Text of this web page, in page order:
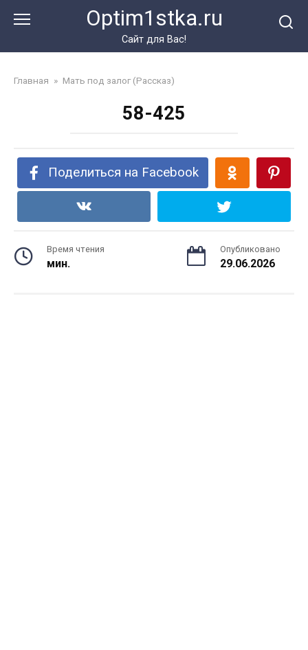
Optim1stka.ru
Сайт для Вас!
Главная » Мать под залог (Рассказ)
58-425
Поделиться на Facebook
Время чтения
мин.
Опубликовано
29.06.2026